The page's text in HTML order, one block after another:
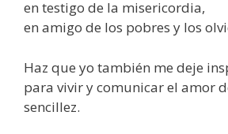
en testigo de la misericordia,
en amigo de los pobres y los
Haz que yo también me deje
para vivir y comunicar el amor
sencillez.